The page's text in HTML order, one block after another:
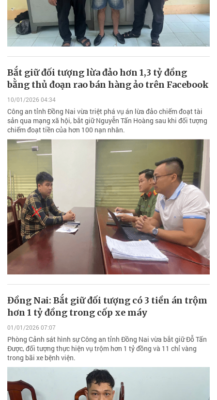
Bắt giữ đối tượng lừa đảo hơn 1,3 tỷ đồng
bằng thủ đoạn rao bán hàng ảo trên Facebook
10/01/2026 04:34
Công an tỉnh Đồng Nai vừa triệt phá vụ án lừa đảo chiếm đoạt tài
sản qua mạng xã hội, bắt giữ Nguyễn Tấn Hoàng sau khi đối tượng
chiếm đoạt tiền của hơn 100 nạn nhân.
Đồng Nai: Bắt giữ đối tượng có 3 tiền án trộm
hơn 1 tỷ đồng trong cốp xe máy
01/01/2026 07:07
Phòng Cảnh sát hình sự Công an tỉnh Đồng Nai vừa bắt giữ Đỗ Tấn
Được, đối tượng thực hiện vụ trộm hơn 1 tỷ đồng và 11 chỉ vàng
trong bãi xe bệnh viện.